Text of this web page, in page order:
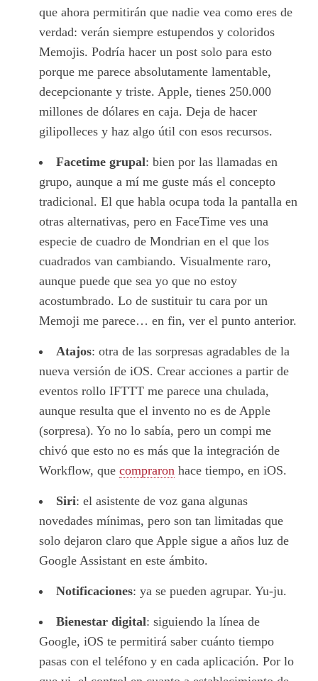
que ahora permitirán que nadie vea como eres de
verdad: verán siempre estupendos y coloridos
Memojis. Podría hacer un post solo para esto
porque me parece absolutamente lamentable,
decepcionante y triste. Apple, tienes 250.000
millones de dólares en caja. Deja de hacer
gilipolleces y haz algo útil con esos recursos.
Facetime grupal: bien por las llamadas en
grupo, aunque a mí me guste más el concepto
tradicional. El que habla ocupa toda la pantalla en
otras alternativas, pero en FaceTime ves una
especie de cuadro de Mondrian en el que los
cuadrados van cambiando. Visualmente raro,
aunque puede que sea yo que no estoy
acostumbrado. Lo de sustituir tu cara por un
Memoji me parece… en fin, ver el punto anterior.
Atajos: otra de las sorpresas agradables de la
nueva versión de iOS. Crear acciones a partir de
eventos rollo IFTTT me parece una chulada,
aunque resulta que el invento no es de Apple
(sorpresa). Yo no lo sabía, pero un compi me
chivó que esto no es más que la integración de
Workflow, que compraron hace tiempo, en iOS.
Siri: el asistente de voz gana algunas
novedades mínimas, pero son tan limitadas que
solo dejaron claro que Apple sigue a años luz de
Google Assistant en este ámbito.
Notificaciones: ya se pueden agrupar. Yu-ju.
Bienestar digital: siguiendo la línea de
Google, iOS te permitirá saber cuánto tiempo
pasas con el teléfono y en cada aplicación. Por lo